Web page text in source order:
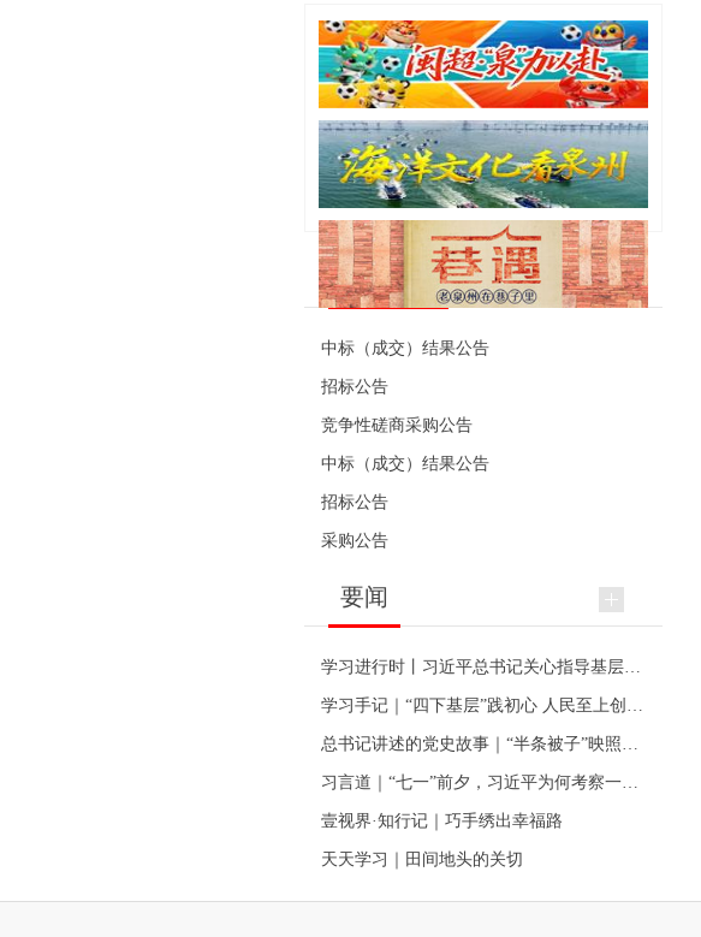
便民资讯
中标（成交）结果公告
招标公告
竞争性磋商采购公告
中标（成交）结果公告
招标公告
采购公告
要闻
壹视界·知行记｜巧手绣出幸福路
天天学习｜田间地头的关切